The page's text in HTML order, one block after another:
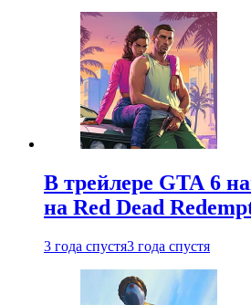
В трейлере GTA 6
на Red Dead
3 года спустя3 года спустя